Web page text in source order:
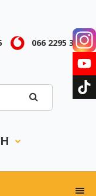
066 2295 343